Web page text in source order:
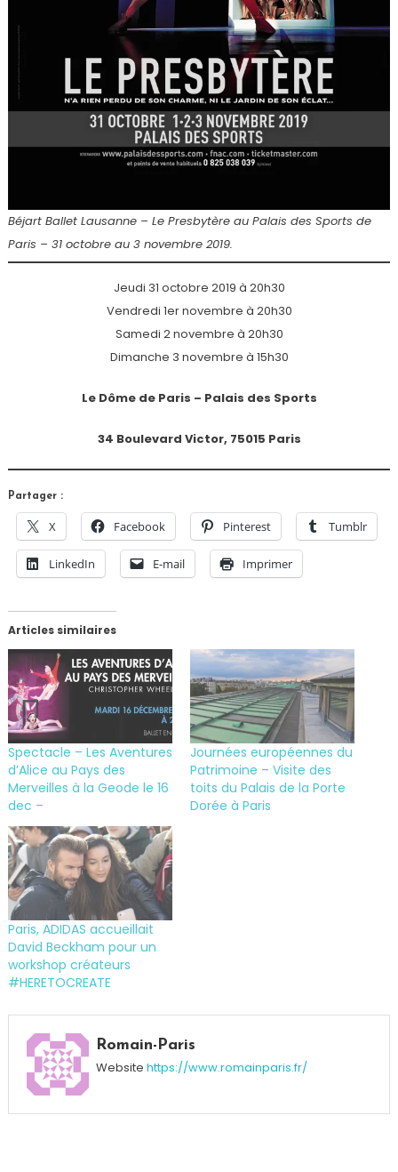
Béjart Ballet Lausanne – Le Presbytère au Palais des Sports de
Paris – 31 octobre au 3 novembre 2019.
Jeudi 31 octobre 2019 à 20h30
Vendredi 1er novembre à 20h30
Samedi 2 novembre à 20h30
Dimanche 3 novembre à 15h30
Le Dôme de Paris – Palais des Sports
34 Boulevard Victor, 75015 Paris
Partager :
X Facebook Pinterest Tumblr
LinkedIn E-mail Imprimer
Articles similaires
Spectacle – Les Aventures
d’Alice au Pays des
Merveilles à la Geode le 16
dec –
Journées européennes du
Patrimoine – Visite des
toits du Palais de la Porte
Dorée à Paris
Paris, ADIDAS accueillait
David Beckham pour un
workshop créateurs
#HERETOCREATE
Ballet,
Béjart
Romain-Paris
Website https://www.romainparis.fr/